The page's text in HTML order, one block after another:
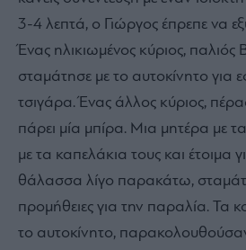
3-4 λεπτά, ο Γιώργος έπρεπε να
Ένας ηλικιωμένος κύριος, παλιός
σταμάτησε με το αυτοκίνητο για
τσιγάρα. Ένας άλλος κύριος,
πάρει μία μπίρα. Μια μητέρα με
με τα καπελάκια τους και έτοιμα
θάλασσα λίγο παρακάτω,
προμήθειες για την παραλία. Τα
το αυτοκίνητο,